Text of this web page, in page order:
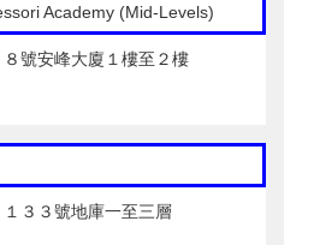
Academy (Mid-Levels)
號安峰大廈１樓至２樓
３３號地庫一至三層